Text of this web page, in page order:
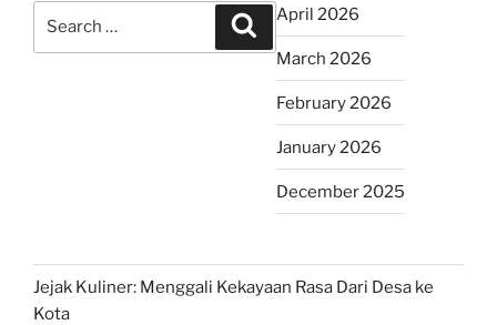
Search
April 2026
March 2026
February 2026
January 2026
December 2025
Jejak Kuliner: Menggali Kekayaan Rasa Dari Desa ke
Kota